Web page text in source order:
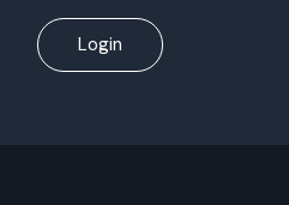
Login